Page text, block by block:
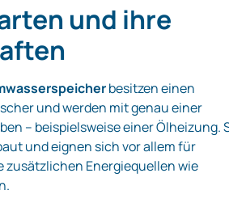
und ihre
besitzen einen
und werden mit genau einer
– beispielsweise einer Ölheizung.
und eignen sich vor allem für
zusätzlichen Energiequellen wie